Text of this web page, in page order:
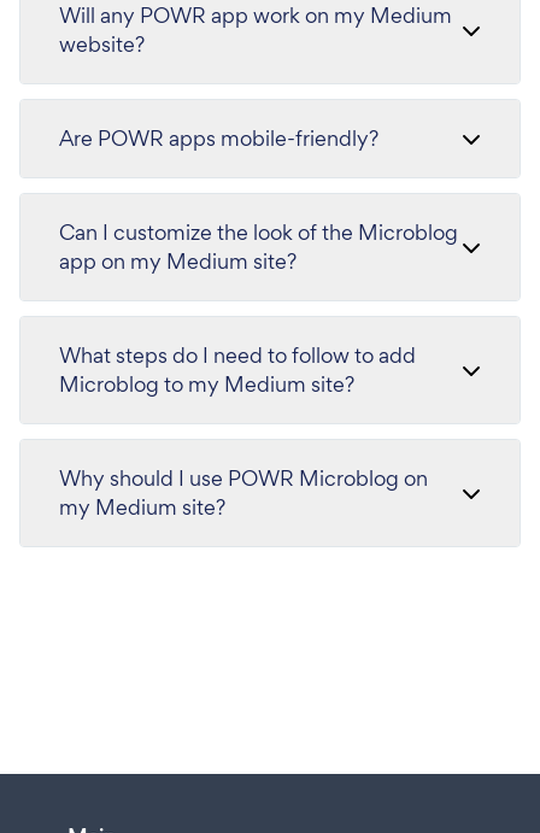
Will any POWR app work on my Medium
website?
Are POWR apps mobile-friendly?
Can I customize the look of the Microblog
app on my Medium site?
What steps do I need to follow to add
Microblog to my Medium site?
Why should I use POWR Microblog on
my Medium site?